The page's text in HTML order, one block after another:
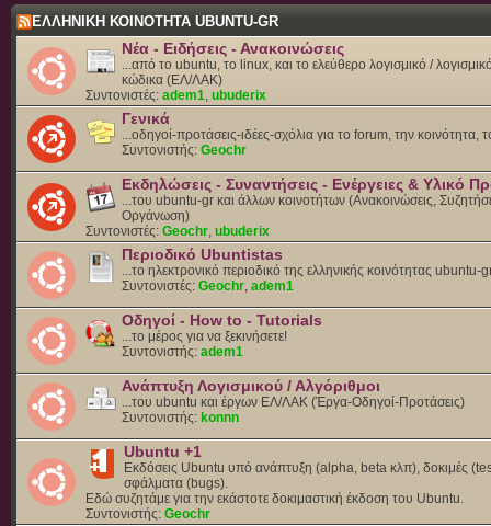
ΕΛΛΗΝΙΚΗ ΚΟΙΝΟΤΗΤΑ UBUNTU-GR
Νέα - Ειδήσεις - Ανακοινώσεις
...από το ubuntu, το linux, και το ελεύθερο λογισμικό /
κώδικα (ΕΛ/ΛΑΚ)
Συντονιστές: adem1 ubuderix
Γενικά
...οδηγοί-προτάσεις-ιδέες-σχόλια για το forum, την κοινότητα,
Συντονιστής: Geochr
Εκδηλώσεις - Συναντήσεις - Ενέργειες & Υλικό
...του ubuntu-gr και άλλων κοινοτήτων (Ανακοινώσεις,
Οργάνωση)
Συντονιστές: Geochr ubuderix
Περιοδικό Ubuntistas
...το ηλεκτρονικό περιοδικό της ελληνικής κοινότητας ubuntu-
Συντονιστές: Geochr adem1
Οδηγοί - How to - Tutorials
...το μέρος για να ξεκινήσετε!
Συντονιστής: adem1
Ανάπτυξη Λογισμικού / Αλγόριθμοι
...του ubuntu και έργων ΕΛ/ΛΑΚ (Έργα-Οδηγοί-Προτάσεις)
Συντονιστής: konnn
Ubuntu +1
Εκδόσεις Ubuntu υπό ανάπτυξη (alpha, beta κλπ), δοκιμές
σφάλματα (bugs).
Eδώ συζητάμε για την εκάστοτε δοκιμαστική έκδοση του Ubuntu.
Συντονιστής: Geochr